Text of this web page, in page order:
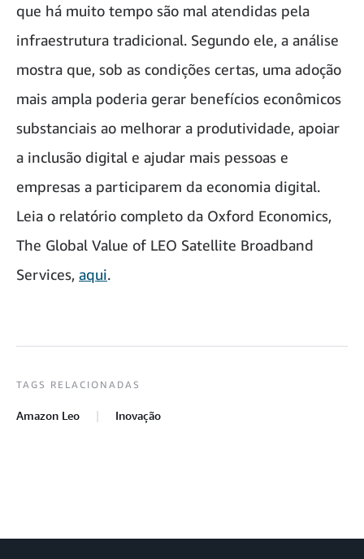
que há muito tempo são mal atendidas pela
infraestrutura tradicional. Segundo ele, a análise
mostra que, sob as condições certas, uma adoção
mais ampla poderia gerar benefícios econômicos
substanciais ao melhorar a produtividade, apoiar
a inclusão digital e ajudar mais pessoas e
empresas a participarem da economia digital.
Leia o relatório completo da Oxford Economics,
The Global Value of LEO Satellite Broadband
Services, aqui.
TAGS RELACIONADAS
Amazon Leo Inovação